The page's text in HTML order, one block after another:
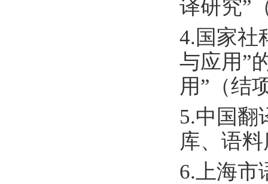
译研究”
4.国家社
与应用”
用”（结
5.中国翻
库、语
6.上海市